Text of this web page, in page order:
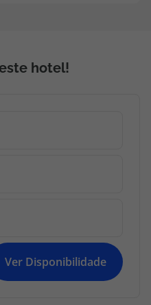
hotel!
Ver Disponibilidade